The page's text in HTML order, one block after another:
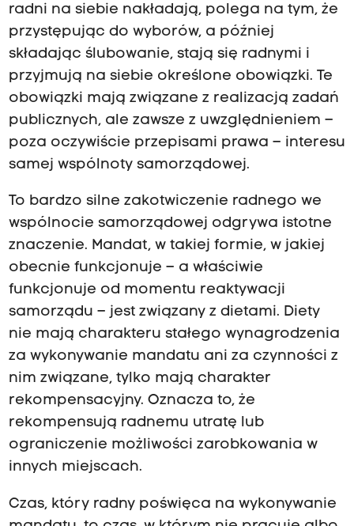
radni na siebie nakładają, polega na tym, że
przystępując do wyborów, a później
składając ślubowanie, stają się radnymi i
przyjmują na siebie określone obowiązki. Te
obowiązki mają związane z realizacją zadań
publicznych, ale zawsze z uwzględnieniem –
poza oczywiście przepisami prawa – interesu
samej wspólnoty samorządowej.
To bardzo silne zakotwiczenie radnego we
wspólnocie samorządowej odgrywa istotne
znaczenie. Mandat, w takiej formie, w jakiej
obecnie funkcjonuje – a właściwie
funkcjonuje od momentu reaktywacji
samorządu – jest związany z dietami. Diety
nie mają charakteru stałego wynagrodzenia
za wykonywanie mandatu ani za czynności z
nim związane, tylko mają charakter
rekompensacyjny. Oznacza to, że
rekompensują radnemu utratę lub
ograniczenie możliwości zarobkowania w
innych miejscach.
Czas, który radny poświęca na wykonywanie